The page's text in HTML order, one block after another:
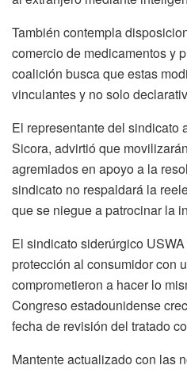
También contempla
comercio de medicamentos y
coalición busca que estas
vinculantes y no solo
El representante del sindicato
Sicora, advirtió que
agremiados en apoyo a la
sindicato no respaldará la
que se niegue a patrocinar la
El sindicato siderúrgico
protección al consumidor con
comprometieron a hacer lo
Congreso estadounidense
fecha de revisión del tratado
Mantente actualizado con las